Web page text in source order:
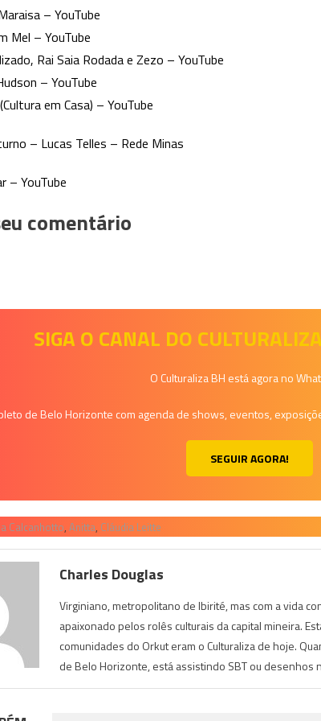
– YouTube
Mel – YouTube
Rai Saia Rodada e Zezo – YouTube
– YouTube
em Casa) – YouTube
– Lucas Telles – Rede Minas
– YouTube
comentário
SIGA O CANAL DO
O Culturaliza BH está agora no
de Belo Horizonte com agenda de shows, eventos,
SEGUIR AGORA!
Calcanhotto, Anitta, Cláudia Leitte
Charles Douglas
Virginiano, metropolitano de Ibirité, mas com a vida
apaixonado pelos rolês culturais da capital mineira.
comunidades do Orkut eram o Culturaliza de hoje.
de Belo Horizonte, está assistindo SBT ou desenhos